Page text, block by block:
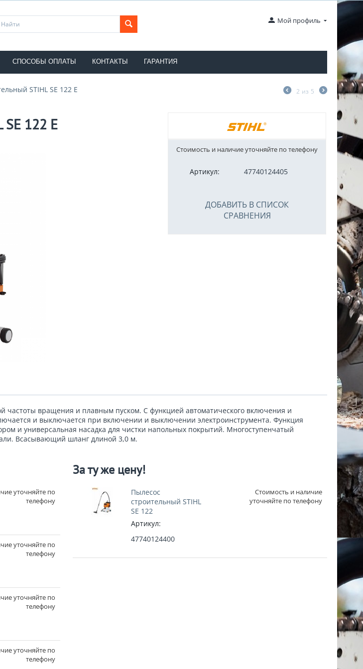
Мой профиль
СПОСОБЫ ОПЛАТЫ КОНТАКТЫ ГАРАНТИЯ
STIHL SE 122 E 2 из 5
SE 122 E
Стоимость и наличие уточняйте по телефону
Артикул: 47740124405
ДОБАВИТЬ В СПИСОК
СРАВНЕНИЯ
частоты вращения и плавным пуском. С функцией автоматического включения и
и выключается при включении и выключении электроинструмента. Функция
и универсальная насадка для чистки напольных покрытий. Многоступенчатый
Всасывающий шланг длиной 3,0 м.
уточняйте по
телефону
уточняйте по
телефону
уточняйте по
телефону
уточняйте по
телефону
За ту же цену!
Пылесос
строительный STIHL
SE 122
Артикул:
47740124400
Стоимость и наличие
уточняйте по телефону